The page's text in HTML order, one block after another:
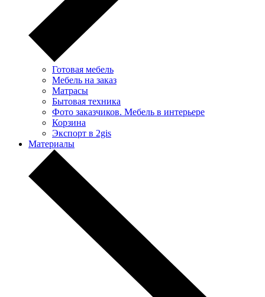
Готовая мебель
Мебель на заказ
Матрасы
Бытовая техника
Фото заказчиков. Мебель в интерьере
Корзина
Экспорт в 2gis
Материалы